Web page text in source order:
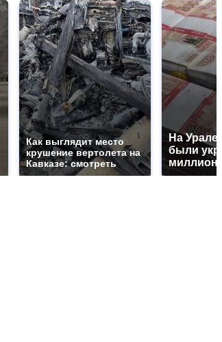
Как выглядит место
крушение вертолета на
Кавказе: смотреть
На Урале
были